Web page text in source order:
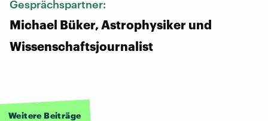
Gesprächspartner:
Michael Büker, Astrophysiker und
Wissenschaftsjournalist
Weitere Beiträge